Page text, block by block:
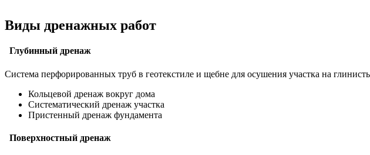
Виды дренажных работ
Глубинный дренаж
Система перфорированных труб в геотекстиле и щебне для осушения участка на
Кольцевой дренаж вокруг дома
Систематический дренаж участка
Пристенный дренаж фундамента
Поверхностный дренаж